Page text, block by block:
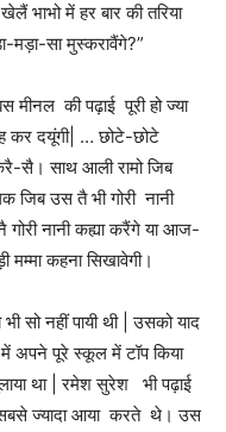
भाभो में हर बार की तरिया
मड़ा-सा मुस्करावैंगे?”
मीनल की पढ़ाई पूरी हो ज्या
कर दयूंगी| … छोटे-छोटे
सै। साथ आली रामो जिब
जिब उस तै भी गोरी नानी
नानी कह्या करैंगे या आज-
मम्मा कहना सिखावेगी।
सो नहीं पायी थी | उसको याद
अपने पूरे स्कूल में टॉप किया
था | रमेश सुरेश भी पढ़ाई
ज्यादा आया करते थे। उस